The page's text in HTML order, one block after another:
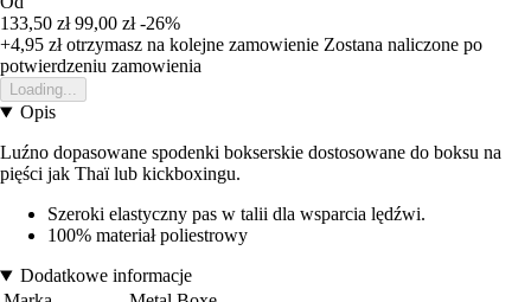
133,50 zł 99,00 zł -26%
+4,95 złotrzymasz na kolejne zamowienie Zostana naliczone po
potwierdzeniu zamowienia
Loading...
Opis
Luźno dopasowane spodenki bokserskie dostosowane do boksu na
pięści jak Thaï lub kickboxingu.
Szeroki elastyczny pas w talii dla wsparcia lędźwi.
100% materiał poliestrowy
Dodatkowe informacje